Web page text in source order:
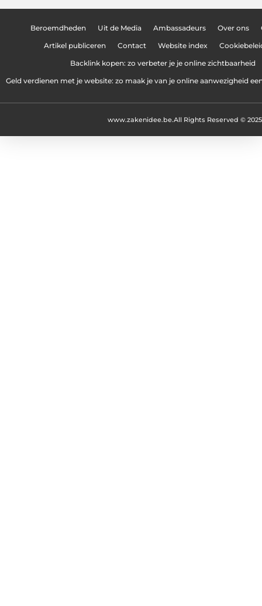
Beroemdheden Uit de Media Ambassadeurs Over ons
Artikel publiceren Contact Website index
Backlink kopen: zo verbeter je je online zichtbaarheid
Geld verdienen met je website: zo maak je van je online aanwezigheid
All Rights Reserved © 2025
www.zakenidee.be.